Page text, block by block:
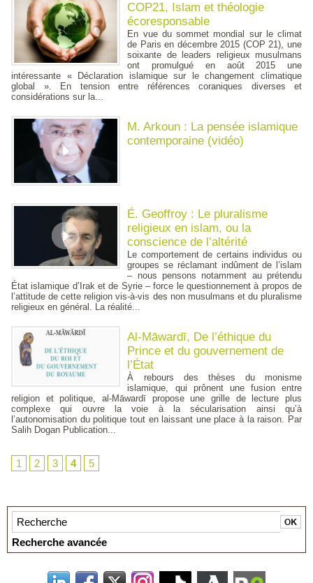
COP21, Islam et théologie
écoresponsable
En vue du sommet mondial sur le climat
de Paris en décembre 2015 (COP 21), une
soixante de leaders religieux musulmans
ont promulgué en août 2015 une
intéressante « Déclaration islamique sur le changement climatique
global ». En tension entre références coraniques diverses et
considérations sur la...
M. Arkoun : La pensée islamique
contemporaine (vidéo)
É. Geoffroy : Le pluralisme
religieux en islam, ou la
conscience de l’altérité
Le comportement de certains individus ou
groupes se réclamant indûment de l’islam
– nous pensons notamment au prétendu
État islamique d’Irak et de Syrie – force le questionnement à propos de
l’attitude de cette religion vis-à-vis des non musulmans et du pluralisme
religieux en général. La réalité...
Al-Māwardī, De l’éthique du
Prince et du gouvernement de
l’État
À rebours des thèses du monisme
islamique, qui prônent une fusion entre
religion et politique, al-Māwardī propose une grille de lecture plus
complexe qui ouvre la voie à la sécularisation ainsi qu’à
l’autonomisation du politique tout en laissant une place à la raison. Par
Salih Dogan Publication...
1 2 3 4 5
Recherche avancée